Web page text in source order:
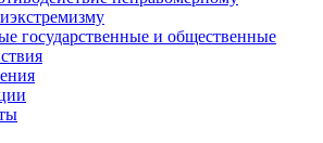
государственные и общественные